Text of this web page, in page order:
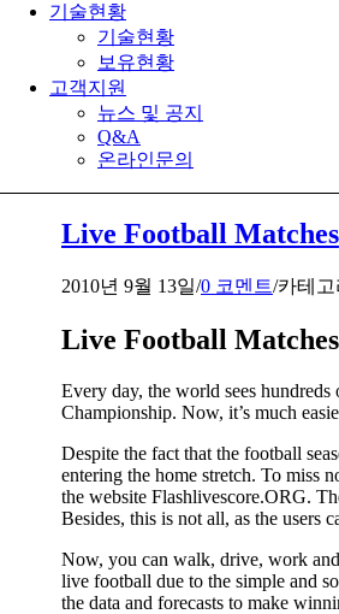
기술현황
기술현황
보유현황
고객지원
뉴스 및 공지
Q&A
온라인문의
Live Football Matches
2010년 9월 13일/0 코멘트/카테고
Live Football Matches
Every day, the world sees
Championship. Now, it’s much
Despite the fact that the football
entering the home stretch. To miss
the website Flashlivescore.ORG.
Besides, this is not all, as the users
Now, you can walk, drive, work
live football due to the simple and
the data and forecasts to make